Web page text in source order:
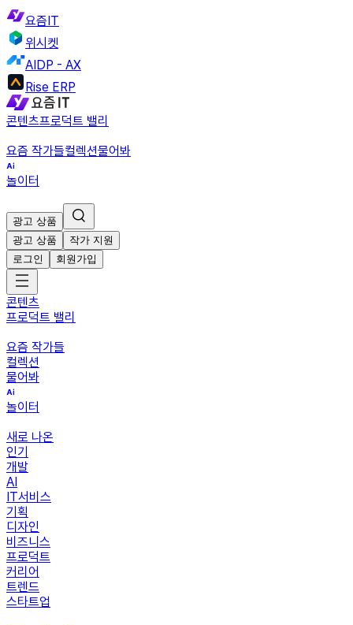
요즘IT
위시켓
AIDP - AX
Rise ERP
콘텐츠프로덕트 밸리
요즘 작가들컬렉션물어봐
놀이터
광고 상품
광고 상품
작가 지원
로그인
회원가입
콘텐츠
프로덕트 밸리
요즘 작가들
컬렉션
물어봐
놀이터
새로 나온
인기
개발
AI
IT서비스
기획
디자인
비즈니스
프로덕트
커리어
트렌드
스타트업